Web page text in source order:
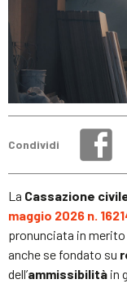
Condividi
La Cassazione
maggio 2026 n.
pronunciata in merito
anche se fondato su
dell’ammissibilità in